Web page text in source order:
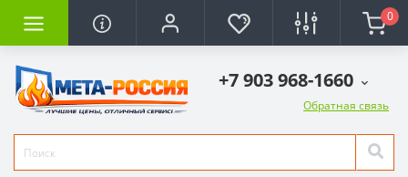
0
+7 903 968-1660
Обратная связь